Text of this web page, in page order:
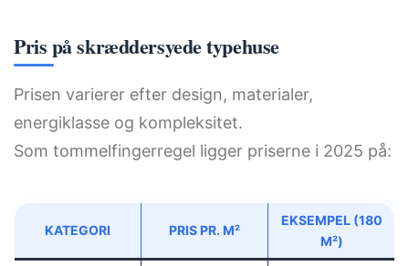
Pris på skræddersyede typehuse
Prisen varierer efter design, materialer,
energiklasse og kompleksitet.
Som tommelfingerregel ligger priserne i 2025 på:
KATEGORI PRIS PR. M²
EKSEMPEL (180
M²)